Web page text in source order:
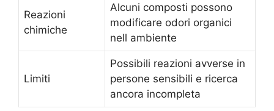
Reazioni
chimiche
Alcuni composti possono
modificare odori organici
nell ambiente
Limiti
Possibili reazioni avverse in
persone sensibili e ricerca
ancora incompleta